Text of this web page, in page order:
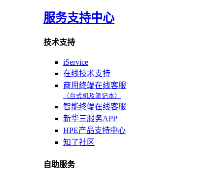
服务支持中心
技术支持
iService
在线技术支持
商用终端在线客服
（台式机及笔记本）
智能终端在线客服
新华三服务APP
HPE产品支持中心
知了社区
自助服务